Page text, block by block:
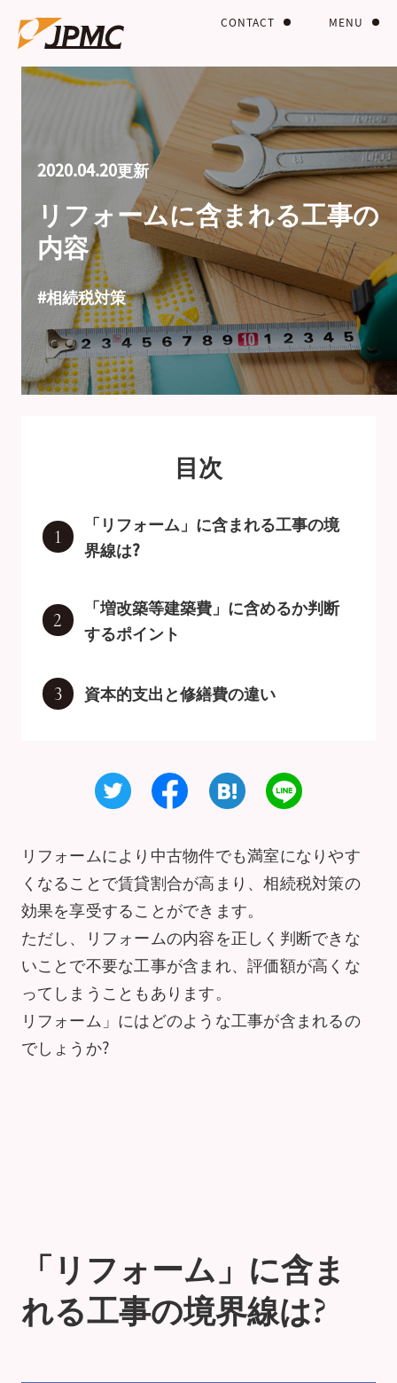
MENU
CONTACT
2020.04.20更新
リフォームに含まれる工事の
内容
#相続税対策
目次
1
「リフォーム」に含まれる工事の境
界線は?
2
「増改築等建築費」に含めるか判断
するポイント
3 資本的支出と修繕費の違い
リフォームにより中古物件でも満室になりやす
くなることで賃貸割合が高まり、相続税対策の
効果を享受することができます。
ただし、リフォームの内容を正しく判断できな
いことで不要な工事が含まれ、評価額が高くな
ってしまうこともあります。
リフォーム」にはどのような工事が含まれるの
でしょうか?
「リフォーム」に含ま
れる工事の境界線は?